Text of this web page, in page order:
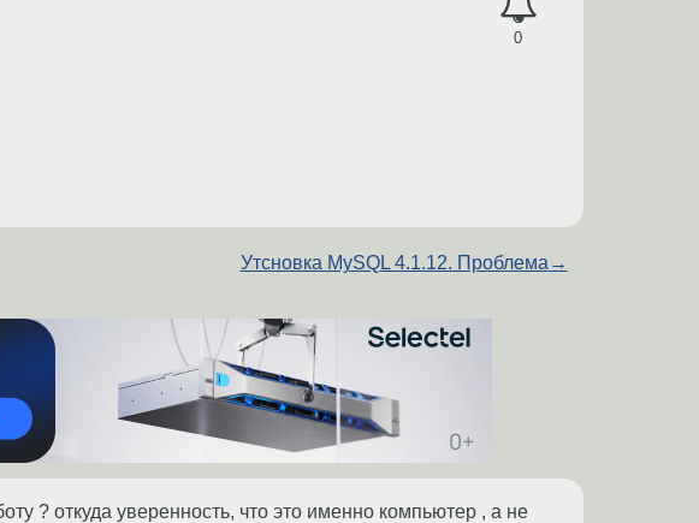
0
Утсновка MySQL 4.1.12. Проблема →
? откуда уверенность, что это именно компьютер , а не